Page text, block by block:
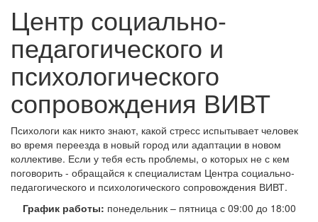
Центр социально-
педагогического и
психологического
сопровождения ВИВТ
Психологи как никто знают, какой стресс испытывает человек
во время переезда в новый город или адаптации в новом
коллективе. Если у тебя есть проблемы, о которых не с кем
поговорить - обращайся к специалистам Центра социально-
педагогического и психологического сопровождения ВИВТ.
График работы: понедельник – пятница с 09:00 до 18:00